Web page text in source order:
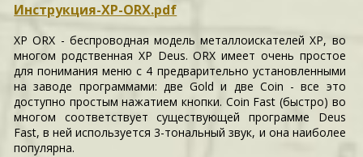
Инструкция-XP-ORX.pdf
XP ORX - беспроводная модель металлоискателей XP, во
многом родственная XP Deus. ORX имеет очень простое
для понимания меню с 4 предварительно установленными
на заводе программами: две Gold и две Coin - все это
доступно простым нажатием кнопки. Coin Fast (быстро) во
многом соответствует существующей программе Deus
Fast, в ней используется 3-тональный звук, и она наиболее
популярна.